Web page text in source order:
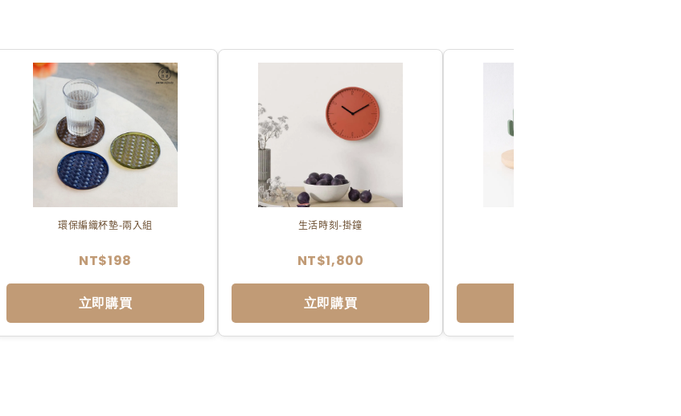
環保編織杯墊-兩入組
NT$198
立即購買
生活時刻-掛鐘
NT$1,800
立即購買